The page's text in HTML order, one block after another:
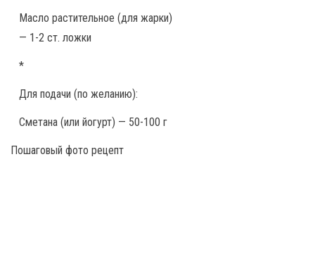
Масло растительное (для жарки)
— 1-2 ст. ложки
*
Для подачи (по желанию):
Сметана (или йогурт) — 50-100 г
Пошаговый фото рецепт